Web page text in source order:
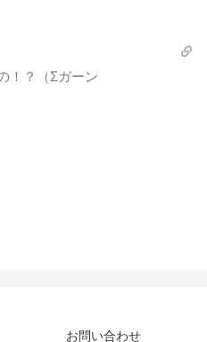
！？（Σガーン
お問い合わせ